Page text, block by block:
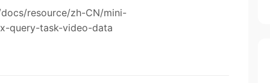
resource/zh-CN/mini-
query-task-video-data